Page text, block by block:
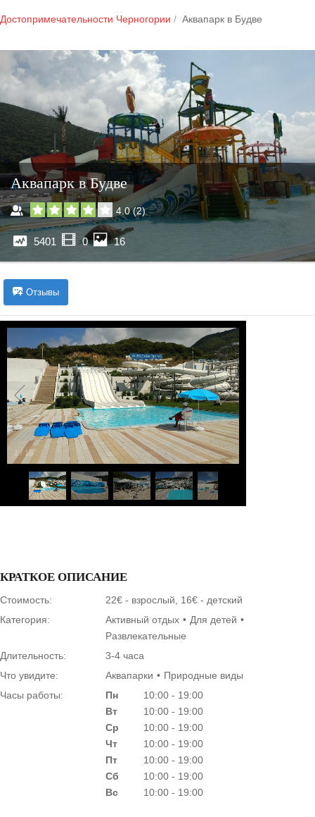
Достопримечательности Черногории Аквапарк в Будве
Аквапарк в Будве
4.0(2)
5401 0 16
Отзывы
1 / 15
КРАТКОЕ ОПИСАНИЕ
Стоимость:
22€ - взрослый, 16€ - детский
Категория:
Активный отдых
Для детей
Развлекательные
Длительность:
3-4 часа
Что увидите:
Аквапарки
Природные виды
Часы работы:
Пн
10:00 - 19:00
Вт
10:00 - 19:00
Ср
10:00 - 19:00
Чт
10:00 - 19:00
Пт
10:00 - 19:00
Сб
10:00 - 19:00
Вс
10:00 - 19:00